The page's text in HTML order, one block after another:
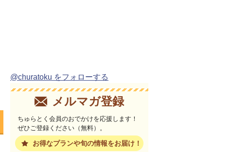
@churatoku をフォローする
メルマガ登録
ちゅらとく会員のおでかけを応援します！
ぜひご登録ください（無料）。
お得なプランや旬の情報をお届け！